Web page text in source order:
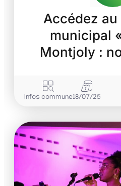
Accédez
municipal
Montjoly :
Infos commune18/07/25